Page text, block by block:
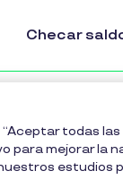
Checar
de
“Aceptar todas
para mejorar la
estudios